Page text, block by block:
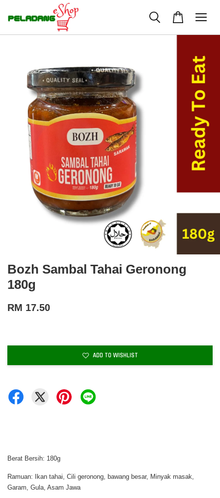
Bozh Sambal Tahai Geronong
180g
RM 17.50
ADD TO WISHLIST
Berat Bersih: 180g
Ramuan: Ikan tahai, Cili geronong, bawang besar, Minyak masak,
Garam, Gula, Asam Jawa